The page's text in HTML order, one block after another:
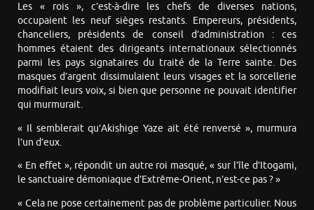
Les « rois », c’est-à-dire les chefs de diverses nations,
occupaient les neuf sièges restants. Empereurs, présidents,
chanceliers, présidents de conseil d’administration : ces
hommes étaient des dirigeants internationaux sélectionnés
parmi les pays signataires du traité de la Terre sainte. Des
masques d’argent dissimulaient leurs visages et la sorcellerie
modifiait leurs voix, si bien que personne ne pouvait identifier
qui murmurait.
« Il semblerait qu’Akishige Yaze ait été renversé », murmura
l’un d’eux.
« En effet », répondit un autre roi masqué, « sur l’île d’Itogami,
le sanctuaire démoniaque d’Extrême-Orient, n’est-ce pas ? »
« Cela ne pose certainement pas de problème particulier. Nous